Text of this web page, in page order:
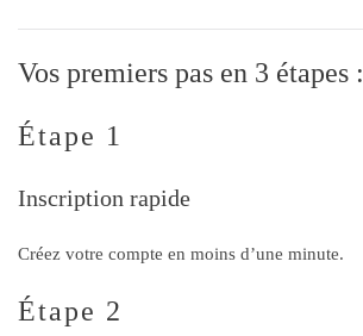
Vos premiers pas en 3 étapes :
Étape 1
Inscription rapide
Créez votre compte en moins d’une minute.
Étape 2